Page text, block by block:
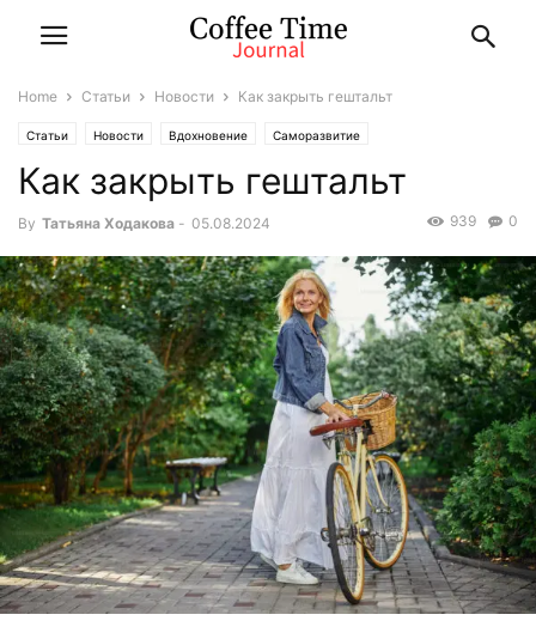
Home Статьи Новости Как закрыть гештальт
Статьи Новости Вдохновение Саморазвитие
Как закрыть гештальт
By Татьяна Ходакова - 05.08.2024 0
939